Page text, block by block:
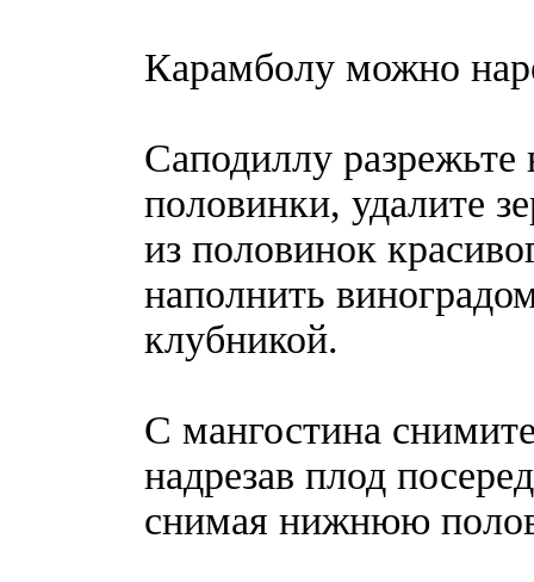
Карамболу можно
Саподиллу разрежьте
половинки, удалите
из половинок
наполнить
клубникой.
С мангостина
надрезав плод
снимая нижнюю